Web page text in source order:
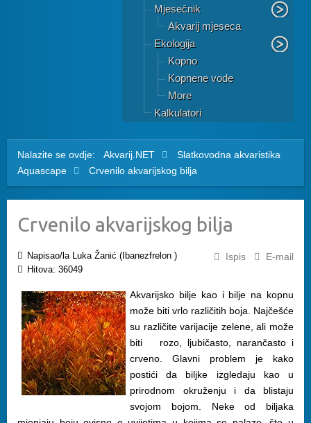
Mjesečnik
Akvarij mjeseca
Ekologija
Kopno
Kopnene vode
More
Kalkulatori
Nalazite se ovdje: Akvarij.NET
Slatkovodna akvaristika
Aquascape
Crvenilo akvarijskog bilja
Crvenilo akvarijskog bilja
Ispis E-mail
Napisao/la Luka Žanić (Ibanezfrelon )
Hitova: 36049
Akvarijsko bilje kao i bilje na kopnu
može biti vrlo različitih boja. Najčešće
su različite varijacije zelene, ali može
biti rozo, ljubičasto, narančasto i
crveno. Glavni problem je kako
postići da biljke izgledaju kao u
prirodnom okruženju i da blistaju
svojom bojom. Neke od biljaka